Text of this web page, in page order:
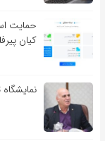
حمایت
کیان